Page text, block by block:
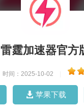
雷霆加速器官方
时间：2025-10-02
苹果下载